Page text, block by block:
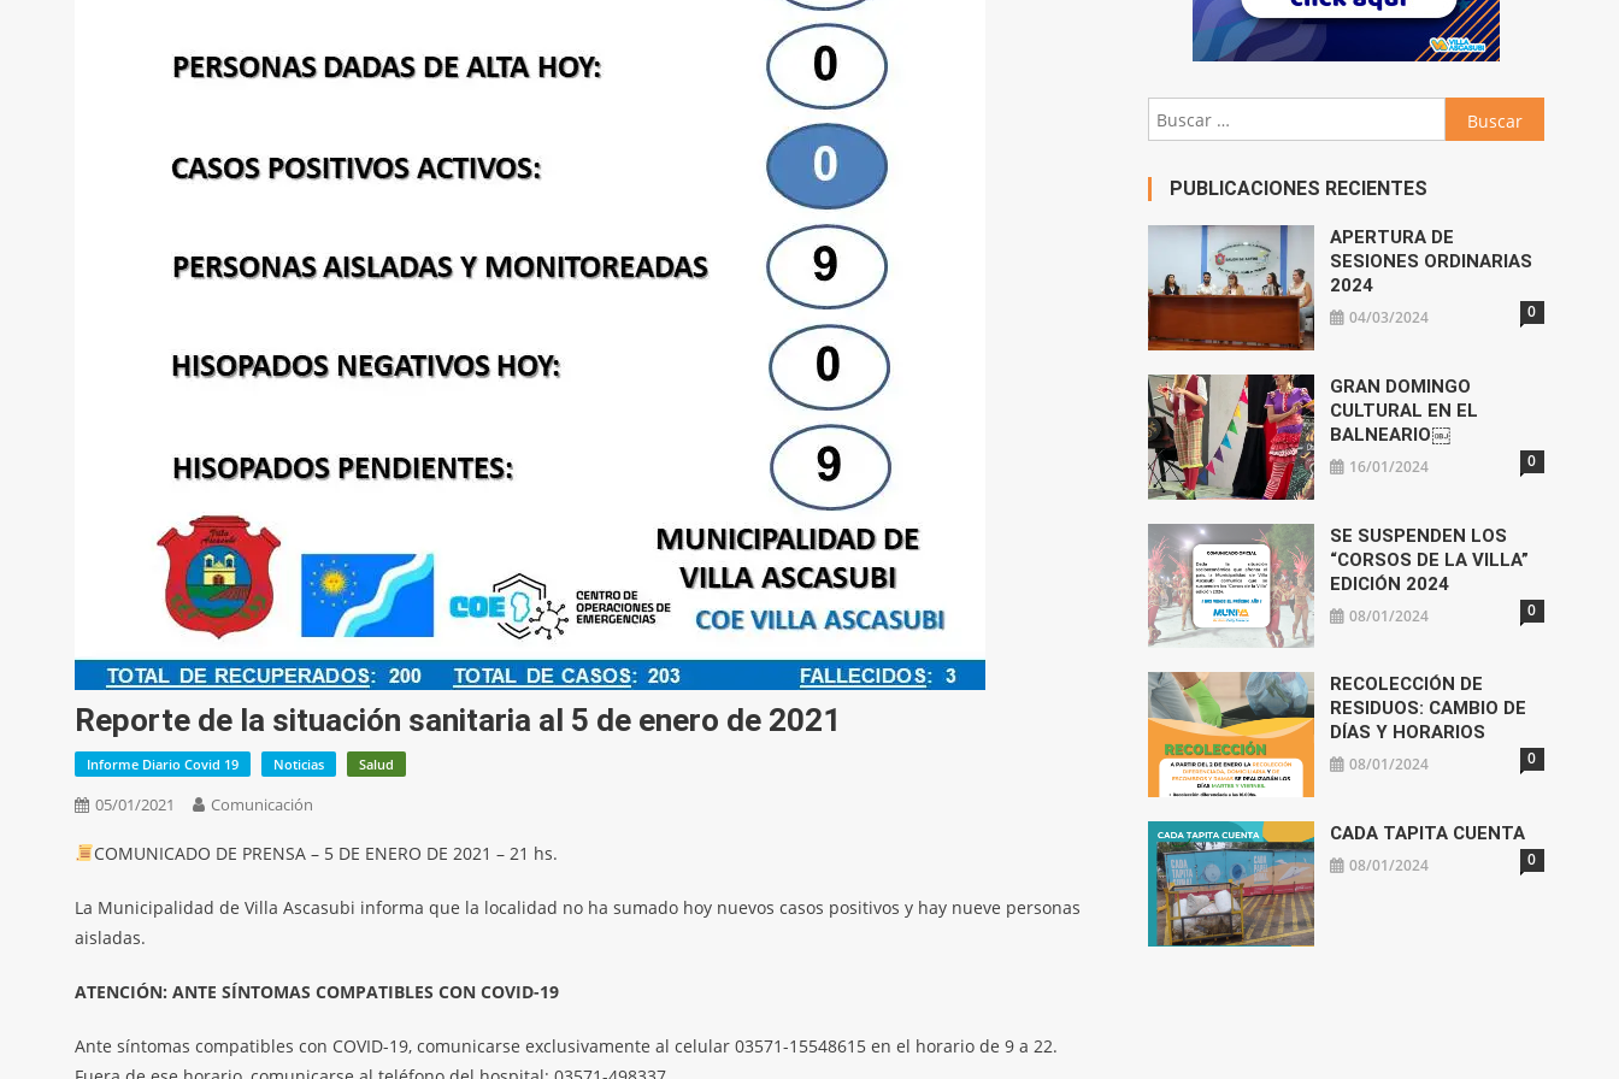
Reporte de la situación sanitaria al 5 de enero de 2021
Informe Diario Covid 19 Noticias Salud
05/01/2021 Comunicación
COMUNICADO DE PRENSA – 5 DE ENERO DE 2021 – 21 hs.
La Municipalidad de Villa Ascasubi informa que la localidad no ha sumado hoy nuevos casos positivos y hay nueve personas
aisladas.
ATENCIÓN: ANTE SÍNTOMAS COMPATIBLES CON COVID-19
Ante síntomas compatibles con COVID-19, comunicarse exclusivamente al celular 03571-15548615 en el horario de 9 a 22.
Buscar:
PUBLICACIONES RECIENTES
APERTURA DE
SESIONES ORDINARIAS
2024
04/03/2024 0
GRAN DOMINGO
CULTURAL EN EL
BALNEARIO￼
16/01/2024 0
SE SUSPENDEN LOS
“CORSOS DE LA VILLA”
EDICIÓN 2024
08/01/2024 0
RECOLECCIÓN DE
RESIDUOS: CAMBIO DE
DÍAS Y HORARIOS
08/01/2024 0
CADA TAPITA CUENTA
08/01/2024 0